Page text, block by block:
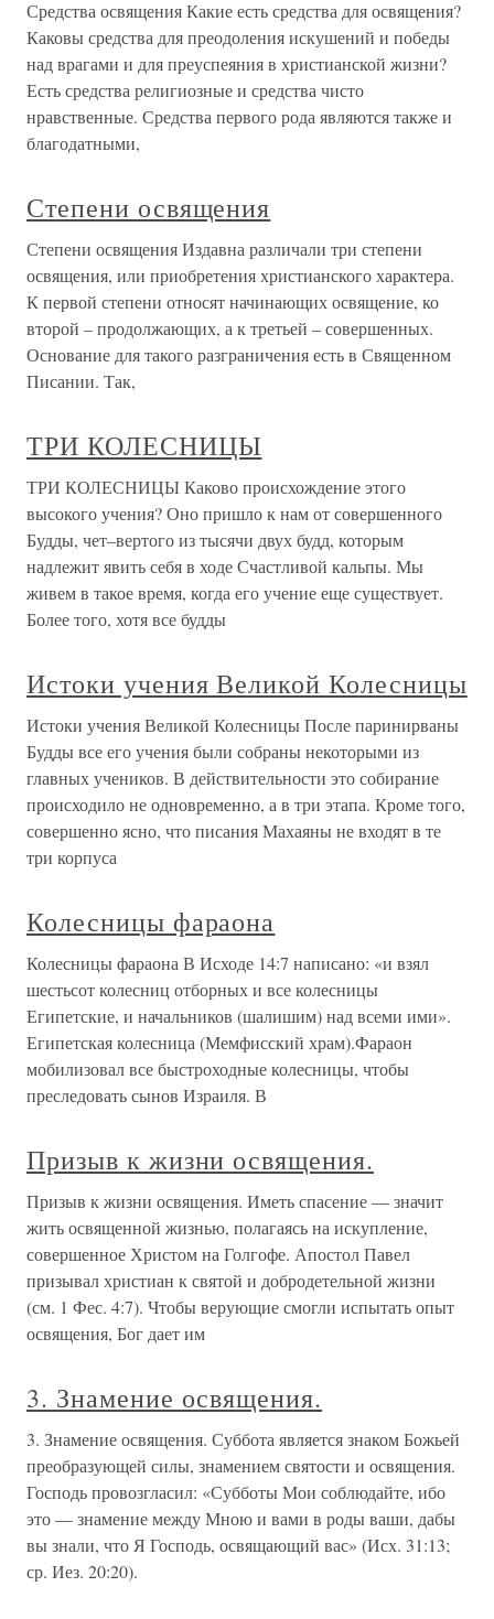
Средства освящения Какие есть средства для освящения?
Каковы средства для преодоления искушений и победы
над врагами и для преуспеяния в христианской жизни?
Есть средства религиозные и средства чисто
нравственные. Средства первого рода являются также и
благодатными,
Степени освящения
Степени освящения Издавна различали три степени
освящения, или приобретения христианского характера.
К первой степени относят начинающих освящение, ко
второй – продолжающих, а к третьей – совершенных.
Основание для такого разграничения есть в Священном
Писании. Так,
ТРИ КОЛЕСНИЦЫ
ТРИ КОЛЕСНИЦЫ Каково происхождение этого
высокого учения? Оно пришло к нам от совершенного
Будды, чет–вертого из тысячи двух будд, которым
надлежит явить себя в ходе Счастливой кальпы. Мы
живем в такое время, когда его учение еще существует.
Более того, хотя все будды
Истоки учения Великой Колесницы
Истоки учения Великой Колесницы После паринирваны
Будды все его учения были собраны некоторыми из
главных учеников. В действительности это собирание
происходило не одновременно, а в три этапа. Кроме того,
совершенно ясно, что писания Махаяны не входят в те
три корпуса
Колесницы фараона
Колесницы фараона В Исходе 14:7 написано: «и взял
шестьсот колесниц отборных и все колесницы
Египетские, и начальников (шалишим) над всеми ими».
Египетская колесница (Мемфисский храм).Фараон
мобилизовал все быстроходные колесницы, чтобы
преследовать сынов Израиля. В
Призыв к жизни освящения.
Призыв к жизни освящения. Иметь спасение — значит
жить освященной жизнью, полагаясь на искупление,
совершенное Христом на Голгофе. Апостол Павел
призывал христиан к святой и добродетельной жизни
(см. 1 Фес. 4:7). Чтобы верующие смогли испытать опыт
освящения, Бог дает им
3. Знамение освящения.
3. Знамение освящения. Суббота является знаком Божьей
преобразующей силы, знамением святости и освящения.
Господь провозгласил: «Субботы Мои соблюдайте, ибо
это — знамение между Мною и вами в роды ваши, дабы
вы знали, что Я Господь, освящающий вас» (Исх. 31:13;
ср. Иез. 20:20).